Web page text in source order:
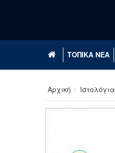
ΤΟΠΙΚΑ ΝΕΑ
Αρχική Ιστολόγια